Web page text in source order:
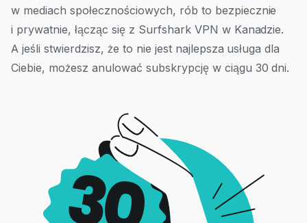
w mediach społecznościowych, rób to bezpiecznie
i prywatnie, łącząc się z Surfshark VPN w Kanadzie.
A jeśli stwierdzisz, że to nie jest najlepsza usługa dla
Ciebie, możesz anulować subskrypcję w ciągu 30 dni.